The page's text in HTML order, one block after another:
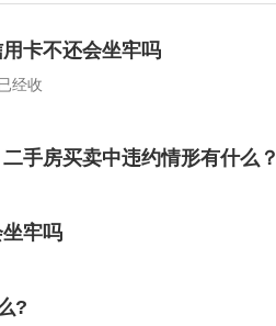
卡不还会坐牢吗
经收
手房买卖中违约情形有什么？
牢吗
?